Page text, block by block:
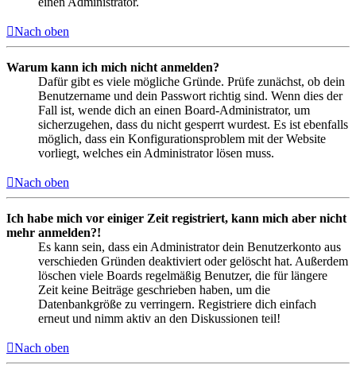
Nach oben
Warum kann ich mich nicht anmelden?
Dafür gibt es viele mögliche Gründe. Prüfe zunächst, ob dein
Benutzername und dein Passwort richtig sind. Wenn dies der
Fall ist, wende dich an einen Board-Administrator, um
sicherzugehen, dass du nicht gesperrt wurdest. Es ist ebenfalls
möglich, dass ein Konfigurationsproblem mit der Website
vorliegt, welches ein Administrator lösen muss.
Nach oben
Ich habe mich vor einiger Zeit registriert, kann mich aber nicht
mehr anmelden?!
Es kann sein, dass ein Administrator dein Benutzerkonto aus
verschieden Gründen deaktiviert oder gelöscht hat. Außerdem
löschen viele Boards regelmäßig Benutzer, die für längere
Zeit keine Beiträge geschrieben haben, um die
Datenbankgröße zu verringern. Registriere dich einfach
erneut und nimm aktiv an den Diskussionen teil!
Nach oben